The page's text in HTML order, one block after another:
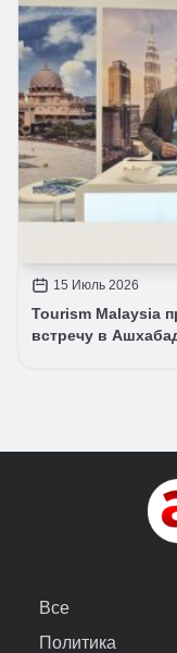
15 Июль 2026
Tourism Malaysia
встречу в
Все
Политика